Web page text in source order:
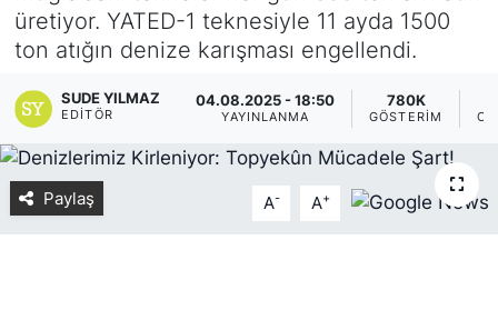
üretiyor. YATED-1 teknesiyle 11 ayda 1500
ton atığın denize karışması engellendi.
SUDE YILMAZ
EDITÖR
04.08.2025 - 18:50
YAYINLANMA
780K
GÖSTERIM
Paylaş A- A+
Yurt Dışı Fuarlar
Teknoloji
Spor
KÜLTÜR SANAT
ŞİRKET HABERLERİ
SAVUNMA SANAYİ
FUAR HABERLERİ